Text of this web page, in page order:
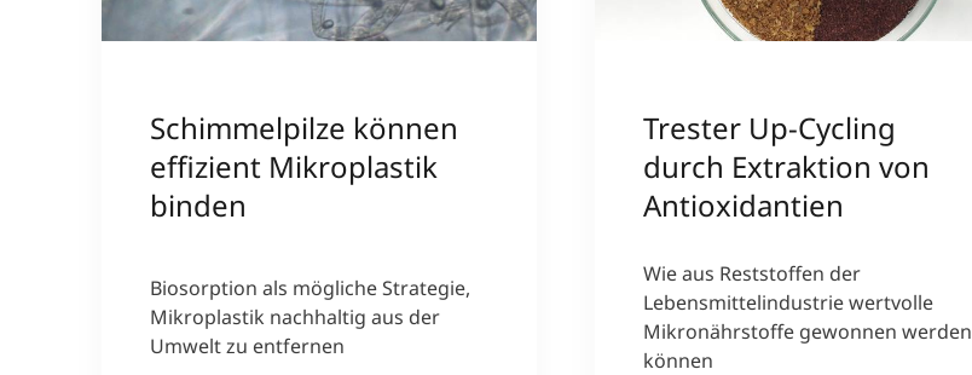
Schimmelpilze können
effizient Mikroplastik
binden
Biosorption als mögliche Strategie,
Mikroplastik nachhaltig aus der
Umwelt zu entfernen
Trester Up-Cycling
durch Extraktion von
Antioxidantien
Wie aus Reststoffen der
Lebensmittelindustrie wertvolle
Mikronährstoffe gewonnen werden
können